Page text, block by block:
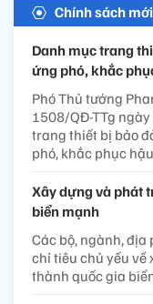
Chính sách mới
Danh mục trang
ứng phó, khắc
Phó Thủ tướng
1508/QĐ-TTg
trang thiết bị bảo
phó, khắc phục
Xây dựng và phát
biển mạnh
Các bộ, ngành,
chỉ tiêu chủ yếu về
thành quốc gia